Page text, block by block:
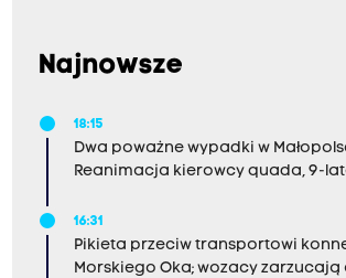
Najnowsze
18:15
Dwa poważne wypadki w
Reanimacja kierowcy quada, 9-
16:31
Pikieta przeciw transportowi
Morskiego Oka; wozacy